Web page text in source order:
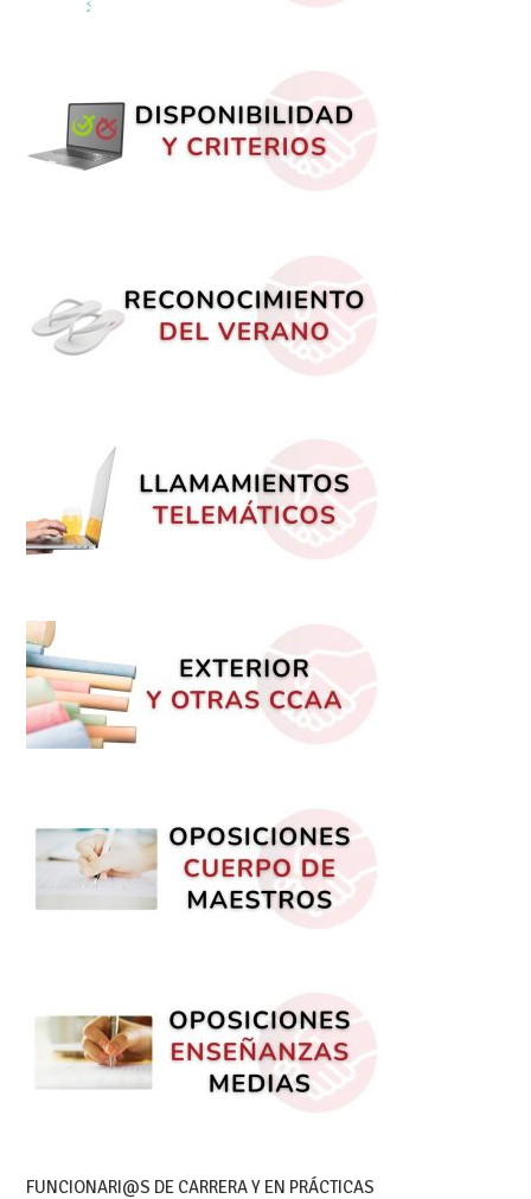
FUNCIONARI@S DE CARRERA Y EN PRÁCTICAS